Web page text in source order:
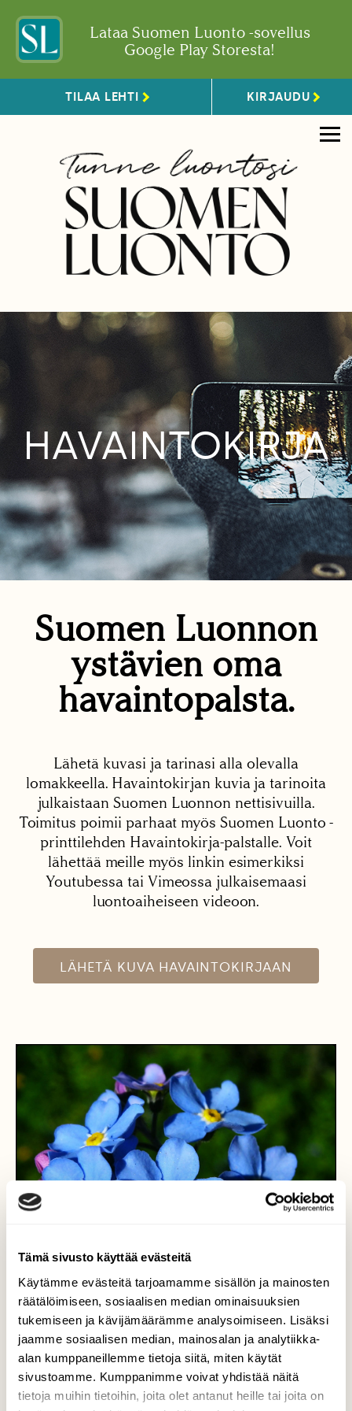
Tämä sivusto käyttää evästeitä
Käytämme evästeitä tarjoamamme sisällön ja mainosten
räätälöimiseen, sosiaalisen median ominaisuuksien
tukemiseen ja kävijämäärämme analysoimiseen. Lisäksi
jaamme sosiaalisen median, mainosalan ja analytiikka-
alan kumppaneillemme tietoja siitä, miten käytät
sivustoamme. Kumppanimme voivat yhdistää näitä
tietoja muihin tietoihin, joita olet antanut heille tai joita on
Lataa Suomen Luonto -sovellus
Google Play Storesta!
TILAA LEHTI KIRJAUDU
HAVAINTOKIRJA
Suomen Luonnon
ystävien oma
havaintopalsta.
Lähetä kuvasi ja tarinasi alla olevalla
lomakkeella. Havaintokirjan kuvia ja tarinoita
julkaistaan Suomen Luonnon nettisivuilla.
Toimitus poimii parhaat myös Suomen Luonto -
printtilehden Havaintokirja-palstalle. Voit
lähettää meille myös linkin esimerkiksi
Youtubessa tai Vimeossa julkaisemaasi
luontoaiheiseen videoon.
LÄHETÄ KUVA HAVAINTOKIRJAAN
"Siniset silmät"
Luonto on nyt täynnä " sinisiä silmiä",meidän